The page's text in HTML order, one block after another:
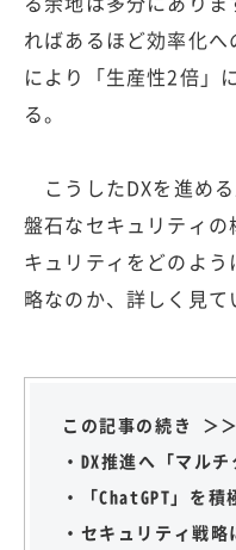
ればあるほど効率化
により「生産性2倍」
る。
こうしたDXを進め
盤石なセキュリティ
キュリティをどのよ
略なのか、詳しく見て
この記事の続き ＞＞
・DX推進へ「マル
・「ChatGPT」を
・セキュリティ戦